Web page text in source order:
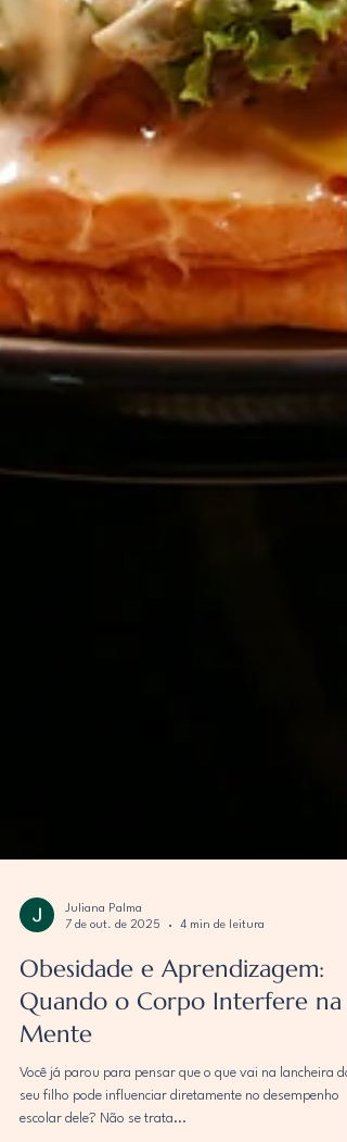
7 de out. de 2025
Obesidade e Aprendizagem:
Quando o Corpo Interfere na